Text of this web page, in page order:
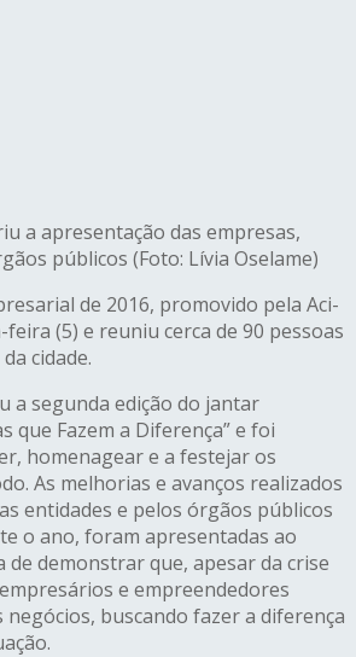
a apresentação das empresas,
públicos (Foto: Lívia Oselame)
de 2016, promovido pela Aci-
(5) e reuniu cerca de 90 pessoas
cidade.
a segunda edição do jantar
que Fazem a Diferença” e foi
homenagear e a festejar os
As melhorias e avanços realizados
entidades e pelos órgãos públicos
o ano, foram apresentadas ao
demonstrar que, apesar da crise
e empreendedores
negócios, buscando fazer a diferença